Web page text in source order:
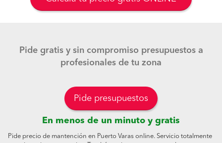
Pide gratis y sin compromiso presupuestos a
profesionales de tu zona
Pide presupuestos
En menos de un minuto y gratis
Pide precio de mantención en Puerto Varas online. Servicio totalmente